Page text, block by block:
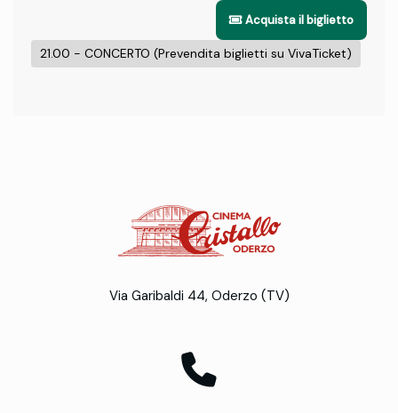
Acquista il biglietto
21.00 - CONCERTO (Prevendita biglietti su VivaTicket)
Via Garibaldi 44, Oderzo (TV)